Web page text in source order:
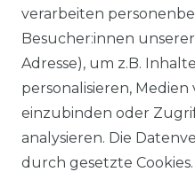
Ähnlicher
und
ab
verarbeiten
Besucher:innen
Adresse), um z.B.
personalisieren,
einzubinden oder
analysieren. Die
durch gesetzte